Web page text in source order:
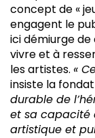
concept de «
engagent le
ici démiurge de
vivre et à
les artistes. «
insiste la
durable de
et sa capacité
artistique et